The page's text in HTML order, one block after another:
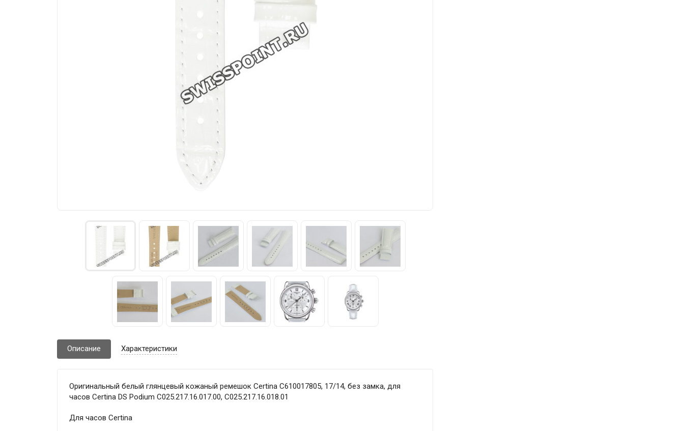
Описание Характеристики
Оригинальный белый глянцевый кожаный ремешок Certina C610017805, 17/14, без замка, для
часов Certina DS Podium C025.217.16.017.00, C025.217.16.018.01
Для часов Certina